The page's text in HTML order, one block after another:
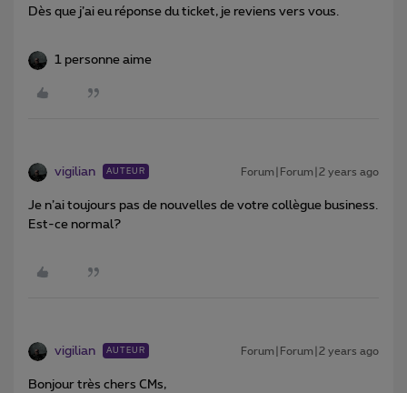
Dès que j’ai eu réponse du ticket, je reviens vers vous.
1 personne aime
vigilian AUTEUR Forum|Forum|2 years ago
Je n’ai toujours pas de nouvelles de votre collègue business.
Est-ce normal?
vigilian AUTEUR Forum|Forum|2 years ago
Bonjour très chers CMs,